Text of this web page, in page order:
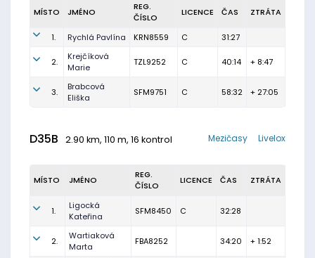
MÍSTO JMÉNO
REG.
ČÍSLO
LICENCE ČAS ZTRÁTA
1. Rychlá Pavlína KRN8559 C 31:27
2.
Krejčíková
Marie
TZL9252 C 40:14 + 8:47
3.
Brabcová
Eliška
SFM9751 C 58:32 + 27:05
D35B 2.90 km, 110 m, 16 kontrol Livelox
Mezičasy
MÍSTO JMÉNO
REG.
ČÍSLO
LICENCE ČAS ZTRÁTA
1.
Ligocká
Kateřina
SFM8450 C 32:28
2.
Wartiaková
Marta
FBA8252 34:20 + 1:52